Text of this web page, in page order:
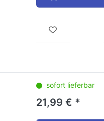
sofort lieferbar
21,99 € *